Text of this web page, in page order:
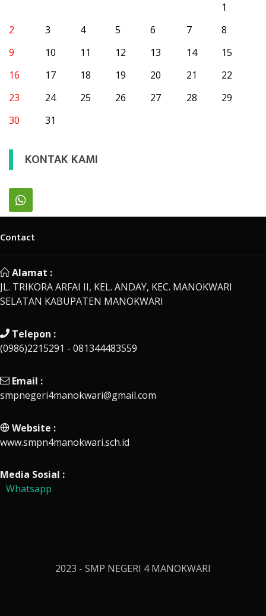
1
2
3 4 5 6 7
8
9
10 11 12 13 14
15
16
17 18 19 20 21
22
23
24 25 26 27 28
29
30
31
KONTAK KAMI
Contact
Alamat :
JL. TRIKORA ARFAI II, KEL. ANDAY, KEC. MANOKWARI
SELATAN KABUPATEN MANOKWARI
Telepon :
(0986)2215291 - 081344483559
Email :
smpnegeri4manokwari@gmail.com
Website :
www.smpn4manokwari.sch.id
Media Sosial :
Whatsapp
2023 - SMP NEGERI 4 MANOKWARI